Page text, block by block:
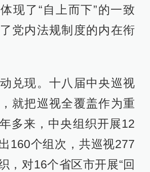
现了“自上而下”的一致
党内法规制度的内在衔
兑现。十八届中央巡视
就把巡视全覆盖作为重
多来，中央组织开展12
160个组次，共巡视277
，对16个省区市开展“回